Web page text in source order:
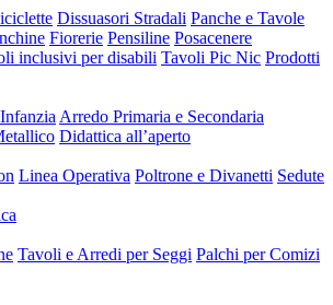
Dissuasori Stradali Panche e Tavole
Fiorerie Pensiline Posacenere
inclusivi per disabili Tavoli Pic Nic Prodotti
Arredo Primaria e Secondaria
Didattica all’aperto
Linea Operativa Poltrone e Divanetti Sedute
Tavoli e Arredi per Seggi Palchi per Comizi